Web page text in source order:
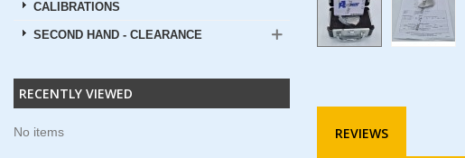
CALIBRATIONS
SECOND HAND - CLEARANCE
RECENTLY VIEWED
No items REVIEWS